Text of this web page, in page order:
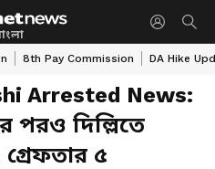
8th Pay Commission DA Hike
Arrested News:
পরও দিল্লিতে
৫